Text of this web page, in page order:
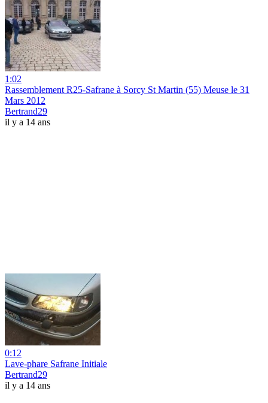
1:02
Rassemblement R25-Safrane à Sorcy St Martin (55) Meuse le 31
Mars 2012
Bertrand29
il y a 14 ans
0:12
Lave-phare Safrane Initiale
Bertrand29
il y a 14 ans